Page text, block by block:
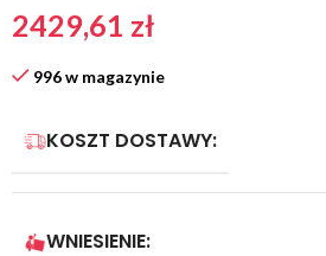
2429,61 zł
996 w magazynie
KOSZT DOSTAWY:
WNIESIENIE: